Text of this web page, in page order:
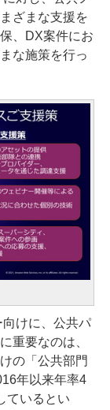
ざまな支援を
、DX案件にお
な施策を行っ
けに、公共パ
重要なのは、
の「公共部門
年以来年率4
ているとい